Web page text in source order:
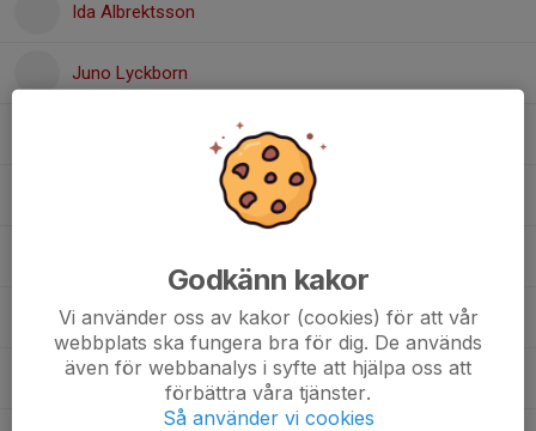
Ida Albrektsson
Juno Lyckborn
Signe Syversson
Stina Karlsson Göthberg
Godkänn kakor
Vi använder oss av kakor (cookies) för att vår
webbplats ska fungera bra för dig. De används
även för webbanalys i syfte att hjälpa oss att
förbättra våra tjänster.
Så använder vi cookies